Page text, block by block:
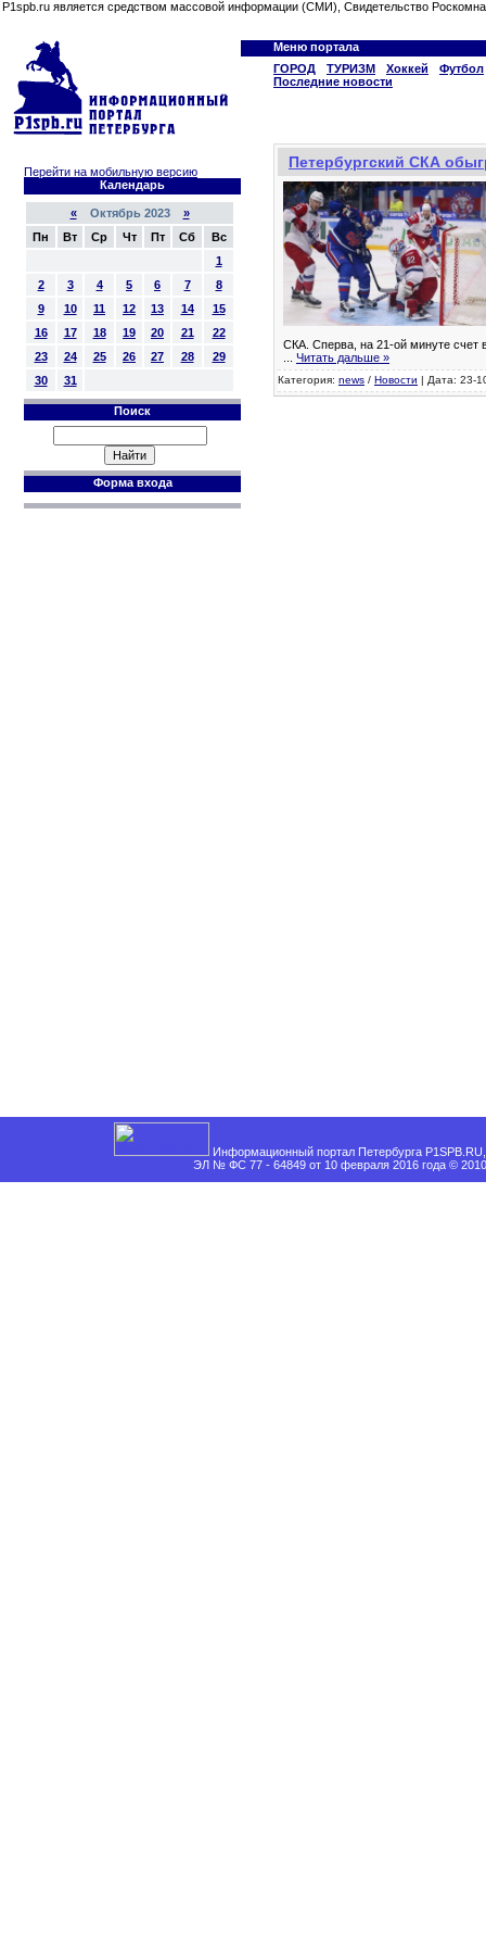
P1spb.ru является средством массовой информации (СМИ), Свидетельство
Меню портала
ГОРОД
ТУРИЗМ Хоккей
Футбол
Последние новости
Перейти на мобильную версию
Календарь
«Октябрь 2023 »
Пн
Вт Ср Чт Пт Сб
Вс
1
2
3 4 5 6 7
8
9
10 11 12 13 14
15
16
17 18 19 20 21
22
23
24 25 26 27 28
29
30
31
Поиск
Форма входа
Петербургский СКА
СКА. Сперва, на 21-ой минуте счет
Читать дальше »
Категория: news / Новости | Дата: 23-
Информационный портал Петербурга
ЭЛ № ФС 77 - 64849 от 10 февраля 2016 года ©